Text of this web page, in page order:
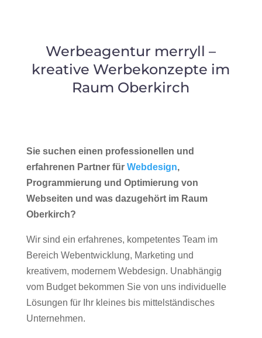
Werbeagentur merryll –
kreative Werbekonzepte im
Raum Oberkirch
Sie suchen einen professionellen und
erfahrenen Partner für Webdesign,
Programmierung und Optimierung von
Webseiten und was dazugehört im Raum
Oberkirch?
Wir sind ein erfahrenes, kompetentes Team im
Bereich Webentwicklung, Marketing und
kreativem, modernem Webdesign. Unabhängig
vom Budget bekommen Sie von uns individuelle
Lösungen für Ihr kleines bis mittelständisches
Unternehmen.